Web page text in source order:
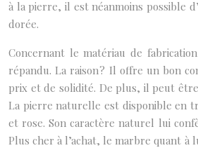
à la pierre, il est néanmoins possible
dorée.
Concernant le matériau de
répandu. La raison ? Il offre un bon
prix et de solidité. De plus, il peut
La pierre naturelle est disponible en
et rose. Son caractère naturel lui
Plus cher à l’achat, le marbre quant à